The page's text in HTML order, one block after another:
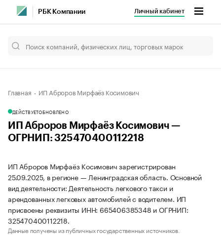
РБК Компании Личный кабинет
Главная ИП Аброров Мирфаёз Косимович
ДЕЙСТВУЕТОБНОВЛЕНО
ИП Аброров Мирфаёз Косимович —
ОГРНИП: 325470400112218
ИП Аброров Мирфаёз Косимович зарегистрирован
25.09.2025, в регионе — Ленинградская область. Основной
вид деятельности: Деятельность легкового такси и
арендованных легковых автомобилей с водителем. ИП
присвоены реквизиты ИНН: 665406385348 и ОГРНИП:
325470400112218.
Данные получены из публичных государственных источников.